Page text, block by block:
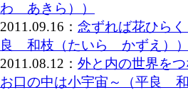
わ あきら））
2011.09.16： 念ずれば花ひら
良 和枝（たいら かずえ）
2011.08.12： 外と内の世界を
お口の中は小宇宙～（平良